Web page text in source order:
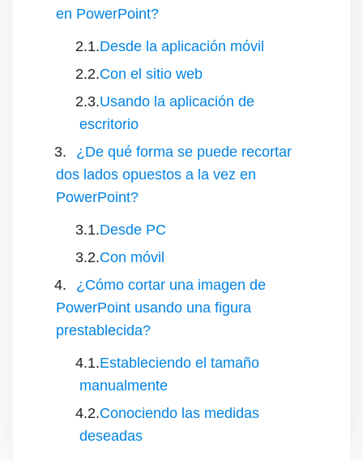
en PowerPoint?
Desde la aplicación móvil
Con el sitio web
Usando la aplicación de
escritorio
¿De qué forma se puede recortar
dos lados opuestos a la vez en
PowerPoint?
Desde PC
Con móvil
¿Cómo cortar una imagen de
PowerPoint usando una figura
prestablecida?
Estableciendo el tamaño
manualmente
Conociendo las medidas
deseadas